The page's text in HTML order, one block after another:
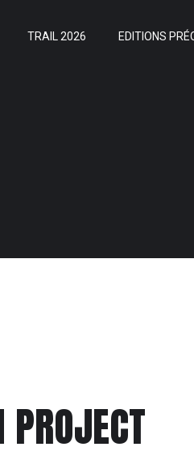
TRAIL 2026 EDITIONS